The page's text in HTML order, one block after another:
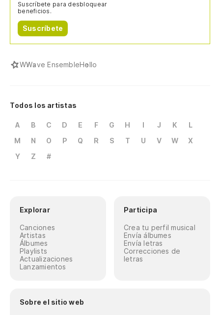
Suscríbete para desbloquear
beneficios.
Suscríbete
WWave EnsembleHello
Todos los artistas
A B C D E F G H I J K
L
M
N O P Q R S T U V W
X
Y
Z #
Explorar
Canciones
Artistas
Álbumes
Playlists
Actualizaciones
Lanzamientos
Participa
Crea tu perfil musical
Envía álbumes
Envía letras
Correcciones de
letras
Sobre el sitio web